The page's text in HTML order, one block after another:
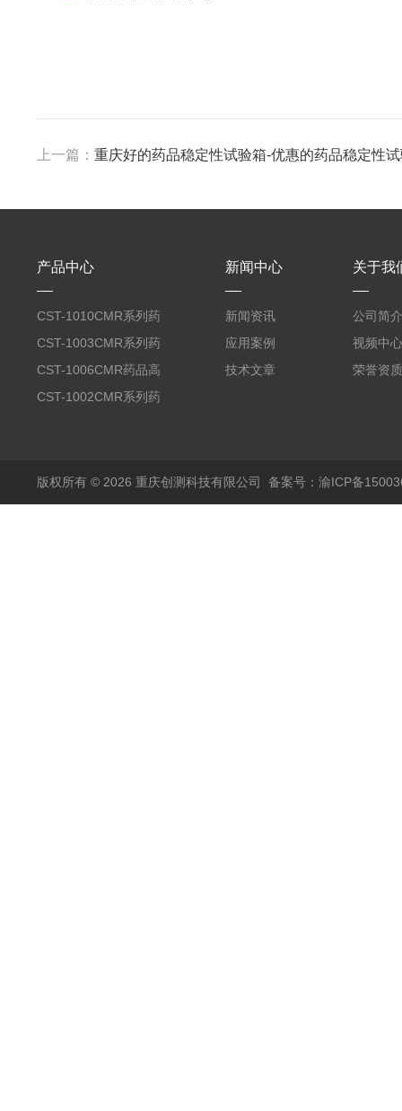
上一篇： 重庆好的药品稳定性试验箱-优惠的药品稳定性
产品中心
CST-1010CMR系列药
品高温试验箱
CST-1003CMR系列药
品高温试验箱
CST-1006CMR药品高
温试验箱
CST-1002CMR系列药
新闻中心
新闻资讯
应用案例
技术文章
关于我
公司简介
视频中心
荣誉资质
版权所有 © 2026 重庆创测科技有限公司 备案号：渝ICP备